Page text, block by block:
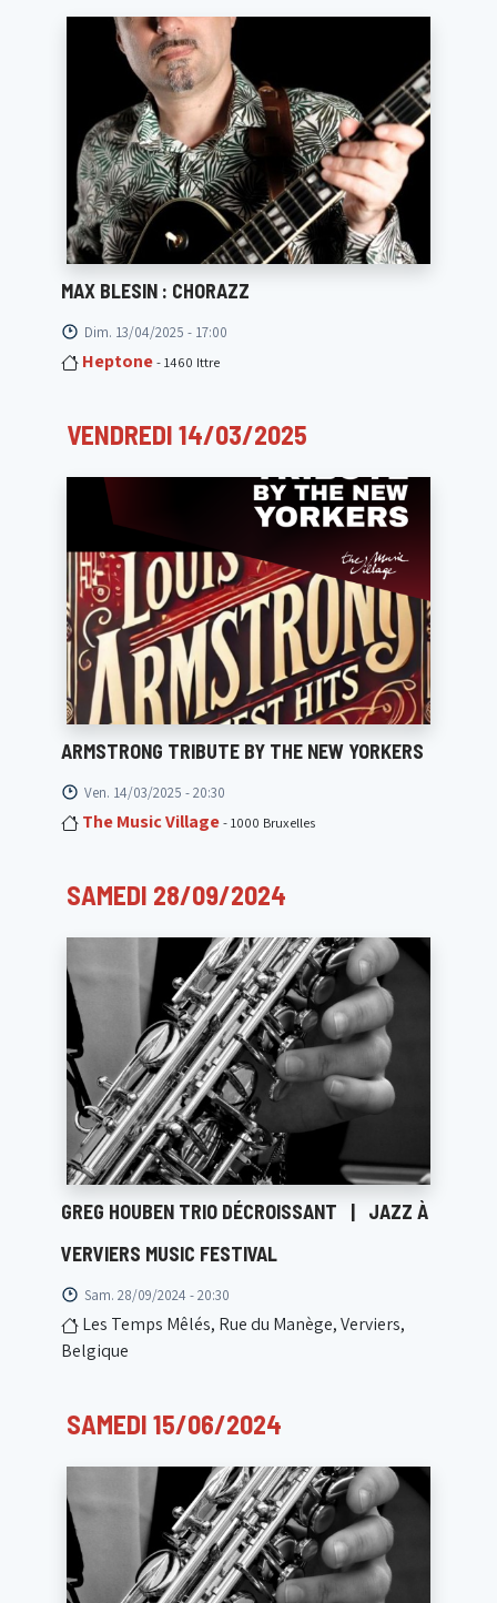
MAX BLESIN : CHORAZZ
Dim. 13/04/2025 - 17:00
Heptone- 1460 Ittre
VENDREDI 14/03/2025
ARMSTRONG TRIBUTE BY THE NEW YORKERS
Ven. 14/03/2025 - 20:30
The Music Village- 1000 Bruxelles
SAMEDI 28/09/2024
GREG HOUBEN TRIO DÉCROISSANT | JAZZ À
VERVIERS MUSIC FESTIVAL
Sam. 28/09/2024 - 20:30
Les Temps Mêlés, Rue du Manège, Verviers,
Belgique
SAMEDI 15/06/2024